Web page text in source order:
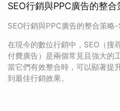
SEO行銷與PPC廣告的整
SEO行銷與PPC廣告的整合策略
在現今的數位行銷中，SEO（搜
付費廣告）是兩個常見且強大的
當它們有效整合時，可以顯著提
到最佳行銷效果。